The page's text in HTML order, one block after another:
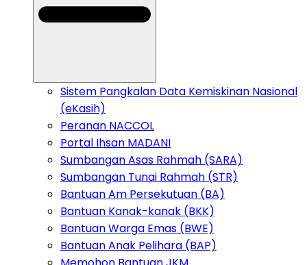
Sistem Pangkalan Data Kemiskinan Nasional
(eKasih)
Peranan NACCOL
Portal Ihsan MADANI
Sumbangan Asas Rahmah (SARA)
Sumbangan Tunai Rahmah (STR)
Bantuan Am Persekutuan (BA)
Bantuan Kanak-kanak (BKK)
Bantuan Warga Emas (BWE)
Bantuan Anak Pelihara (BAP)